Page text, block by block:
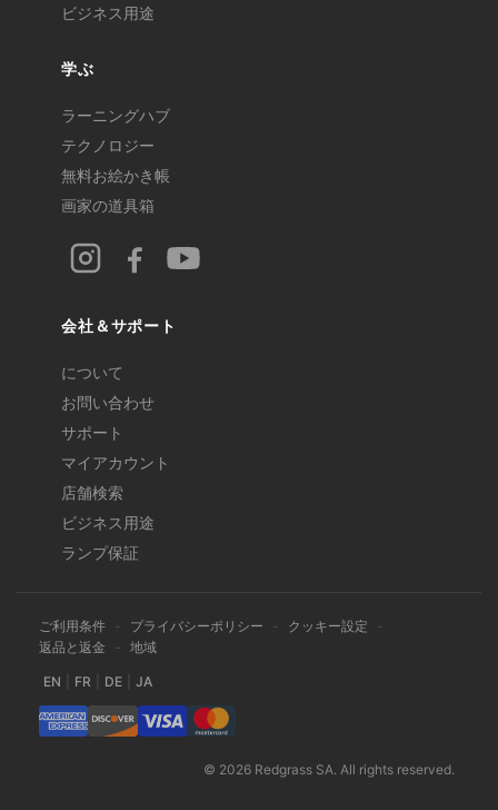
ビジネス用途
学ぶ
ラーニングハブ
テクノロジー
無料お絵かき帳
画家の道具箱
会社＆サポート
について
お問い合わせ
サポート
マイアカウント
店舗検索
ビジネス用途
ランプ保証
ご利用条件 - プライバシーポリシー - クッキー設定
-
返品と返金
- 地域
EN FR DE JA
© 2026 Redgrass SA. All rights reserved.